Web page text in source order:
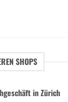
SHOPS
in Zürich